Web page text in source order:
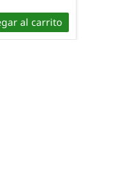
al carrito